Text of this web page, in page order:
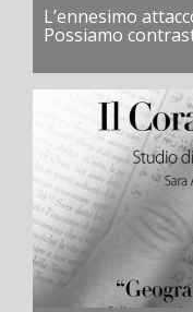
L’ennesimo
Possiamo